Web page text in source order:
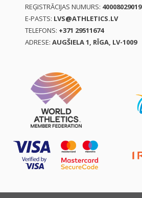
REĢISTRĀCIJAS NUMURS: 40008029019
E-PASTS: LVS@ATHLETICS.LV
TELEFONS: +371 29511674
ADRESE: AUGŠIELA 1, RĪGA, LV-1009